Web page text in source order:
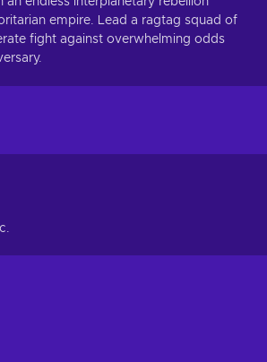
empire. Lead a ragtag squad of
fight against overwhelming odds